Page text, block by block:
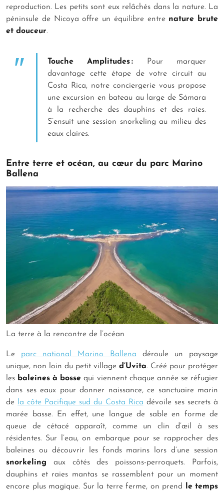
reproduction. Les petits sont eux relâchés dans la nature. La
péninsule de Nicoya offre un équilibre entre nature brute
et douceur.
Touche Amplitudes : Pour marquer
davantage cette étape de votre circuit au
Costa Rica, notre conciergerie vous propose
une excursion en bateau au large de Sámara
à la recherche des dauphins et des raies.
S’ensuit une session snorkeling au milieu des
eaux claires.
Entre terre et océan, au cœur du parc Marino
Ballena
La terre à la rencontre de l’océan
Le parc national Marino Ballena déroule un paysage
unique, non loin du petit village d’Uvita. Créé pour protéger
les baleines à bosse qui viennent chaque année se réfugier
dans ses eaux pour donner naissance, ce sanctuaire marin
de
la côte Pacifique sud du Costa Rica dévoile ses secrets à
marée basse. En effet, une langue de sable en forme de
queue de cétacé apparaît, comme un clin d’œil à ses
résidentes. Sur l’eau, on embarque pour se rapprocher des
baleines ou découvrir les fonds marins lors d’une session
snorkeling aux côtés des poissons-perroquets. Parfois,
dauphins et raies mantas se rassemblent pour un moment
encore plus magique. Sur la terre ferme, on prend
le temps